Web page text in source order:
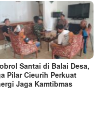
Santai di Balai Desa,
Pilar Cieurih Perkuat
Jaga Kamtibmas